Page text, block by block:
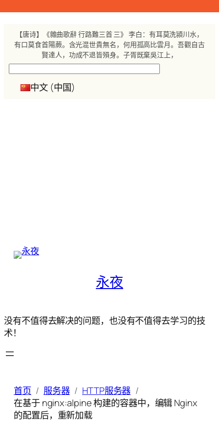
跳
【唐诗】《雜曲歌辭 行路難三首 三》 李白：有耳莫洗潁川水，
有口莫食首陽蕨。含光混世貴無名，何用孤高比雲月。吾觀自古
賢達人，功成不退皆殞身。子胥既棄吳江上，
中文 (中国)
永夜
没有不值得去解决的问题，也没有不值得去学习的技
术！
首页 服务器
HTTP服务器
在基于 nginx:alpine 构建的容器中，编辑 Nginx
的配置后，重新加载